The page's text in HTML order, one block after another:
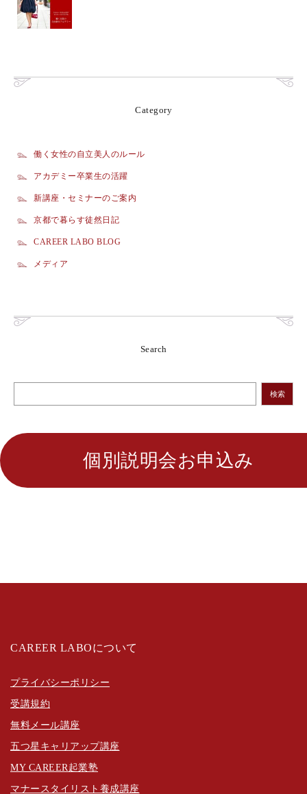
Category
働く女性の自立美人のルール
アカデミー卒業生の活躍
新講座・セミナーのご案内
京都で暮らす徒然日記
CAREER LABO BLOG
メディア
Search
検索
個別説明会お申込み
CAREER LABOについて
プライバシーポリシー
受講規約
無料メール講座
五つ星キャリアップ講座
MY CAREER起業塾
マナースタイリスト養成講座